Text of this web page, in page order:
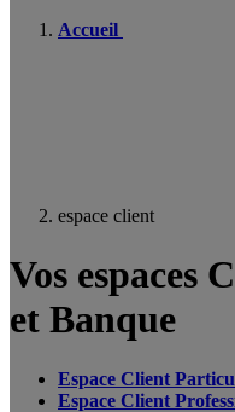
Accueil
espace client
Vos espaces
et Banque
Espace Client
Espace Client